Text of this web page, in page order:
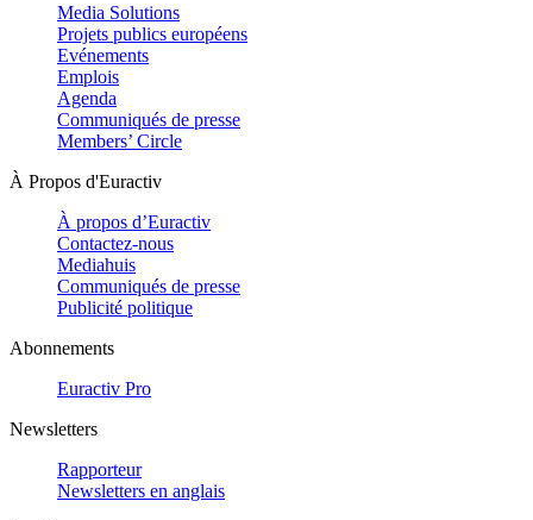
Media Solutions
Projets publics européens
Evénements
Emplois
Agenda
Communiqués de presse
Members’ Circle
À Propos d'Euractiv
À propos d’Euractiv
Contactez-nous
Mediahuis
Communiqués de presse
Publicité politique
Abonnements
Euractiv Pro
Newsletters
Rapporteur
Newsletters en anglais